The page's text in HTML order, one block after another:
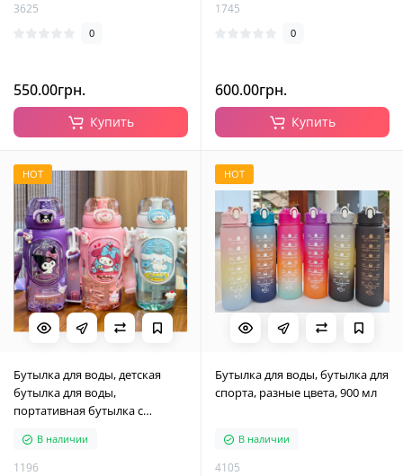
3625
0
550.00грн.
Купить
1745
0
600.00грн.
Купить
HOT
Бутылка для воды, детская
бутылка для воды,
портативная бутылка с
разные цвета, 600 мл
В наличии
1196
HOT
Бутылка для воды, бутылка для
спорта, разные цвета, 900 мл
В наличии
4105